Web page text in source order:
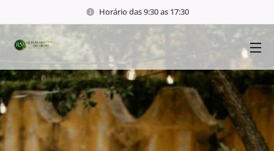
Horário das 9:30 as 17:30